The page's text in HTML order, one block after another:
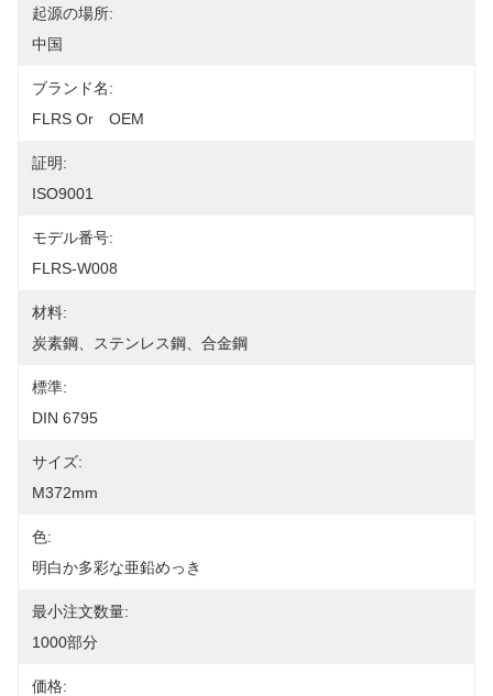
起源の場所:
中国
ブランド名:
FLRS Or　OEM
証明:
ISO9001
モデル番号:
FLRS-W008
材料:
炭素鋼、ステンレス鋼、合金鋼
標準:
DIN 6795
サイズ:
M372mm
色:
明白か多彩な亜鉛めっき
最小注文数量:
1000部分
価格: